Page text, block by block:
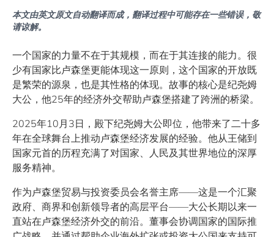
本文由英文原文自动翻译而成，翻译过程中可能存在一些错误，敬
请谅解。
一个国家的力量不在于其规模，而在于其连接的能力。很
少有国家比卢森堡更能体现这一原则，这个国家的开放既
是繁荣的源泉，也是其性格的体现。故事的核心是纪尧姆
大公，他25年的经济外交帮助卢森堡搭建了跨洲的桥梁。
2025年10月3日，殿下纪尧姆大公即位，他带来了二十多
年在全球舞台上推动卢森堡经济发展的经验。他从王储到
国家元首的历程充满了对国家、人民及其世界地位的深厚
服务精神。
作为卢森堡贸易与投资委员会名誉主席——这是一个汇聚
政府、商界和创新领导者的高层平台——大公长期以来一
直站在卢森堡经济外交的前沿。董事会协调国家的国际推